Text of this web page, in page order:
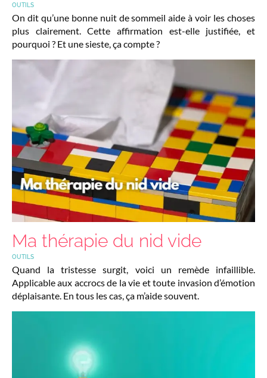
OUTILS
On dit qu’une bonne nuit de sommeil aide à voir les choses
plus clairement. Cette affirmation est-elle justifiée, et
pourquoi ? Et une sieste, ça compte ?
Ma thérapie du nid vide
OUTILS
Quand la tristesse surgit, voici un remède infaillible.
Applicable aux accrocs de la vie et toute invasion d’émotion
déplaisante. En tous les cas, ça m’aide souvent.